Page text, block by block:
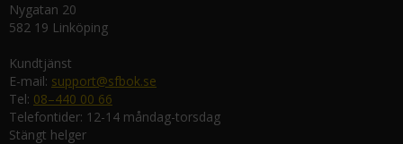
Nygatan 20
582 19 Linköping
Kundtjänst
E-mail: support@sfbok.se
Tel: 08–440 00 66
Telefontider: 12-14 måndag-torsdag
Stängt helger